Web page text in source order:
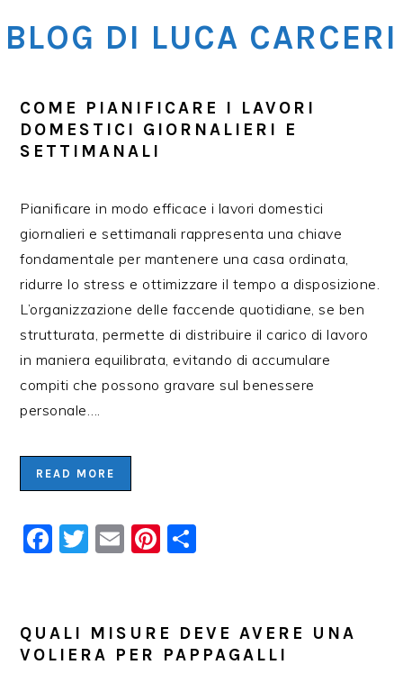
to
to
to
BLOG DI LUCA CARCERI
COME PIANIFICARE I LAVORI
DOMESTICI GIORNALIERI E
SETTIMANALI
Pianificare in modo efficace i lavori domestici
giornalieri e settimanali rappresenta una chiave
fondamentale per mantenere una casa ordinata,
ridurre lo stress e ottimizzare il tempo a disposizione.
L’organizzazione delle faccende quotidiane, se ben
strutturata, permette di distribuire il carico di lavoro
in maniera equilibrata, evitando di accumulare
compiti che possono gravare sul benessere
personale….
READ MORE
Facebook
Twitter
EmailPinterest
QUALI MISURE DEVE AVERE UNA
VOLIERA PER PAPPAGALLI